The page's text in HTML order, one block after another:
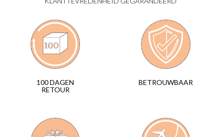
100 DAGEN
RETOUR
BETROUWBAAR